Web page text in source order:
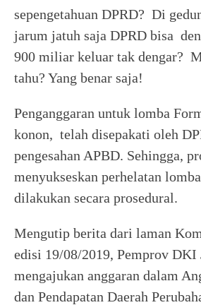
sepengetahuan DPRD? Di
jarum jatuh saja DPRD bisa
900 miliar keluar tak dengar?
tahu? Yang benar saja!
Penganggaran untuk lomba
konon, telah disepakati oleh
pengesahan APBD. Sehingga,
menyukseskan perhelatan
dilakukan secara prosedural.
Mengutip berita dari laman
edisi 19/08/2019, Pemprov DKI
mengajukan anggaran dalam
dan Pendapatan Daerah